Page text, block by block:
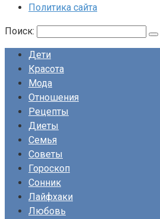
Политика сайта
Поиск:
Дети
Красота
Мода
Отношения
Рецепты
Диеты
Семья
Советы
Гороскоп
Сонник
Лайфхаки
Любовь